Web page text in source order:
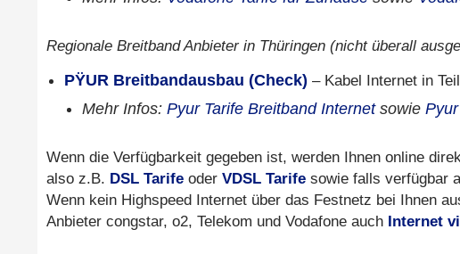
Regionale Breitband Anbieter in Thüringen (nicht überall
PŸUR Breitbandausbau (Check) – Kabel Internet in
Mehr Infos: Pyur Tarife Breitband Internetsowie
Wenn die Verfügbarkeit gegeben ist, werden Ihnen online
also z.B. DSL Tarife oder VDSL Tarife sowie falls verfügbar
Wenn kein Highspeed Internet über das Festnetz bei Ihnen
Anbieter congstar, o2, Telekom und Vodafone auch Internet